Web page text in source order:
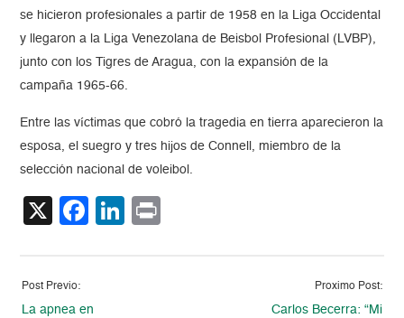
se hicieron profesionales a partir de 1958 en la Liga Occidental
y llegaron a la Liga Venezolana de Beisbol Profesional (LVBP),
junto con los Tigres de Aragua, con la expansión de la
campaña 1965-66.
Entre las víctimas que cobró la tragedia en tierra aparecieron la
esposa, el suegro y tres hijos de Connell, miembro de la
selección nacional de voleibol.
X Facebook
LinkedIn
Post Previo:
La apnea en
Proximo Post:
Carlos Becerra: “Mi